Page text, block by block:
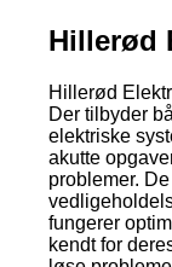
Hillerød
Hillerød
Der tilbyder
elektriske
akutte
problemer.
fungerer
kendt for